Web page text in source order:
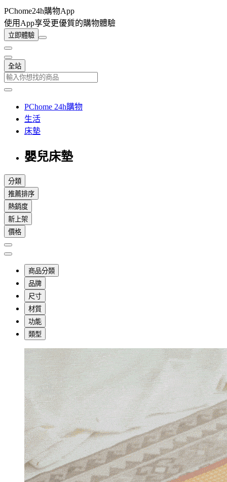
PChome24h購物App
使用App享受更優質的購物體驗
立即體驗
全站
PChome 24h購物
生活
床墊
嬰兒床墊
分類
推薦排序
熱銷度
新上架
價格
商品分類
品牌
尺寸
材質
功能
類型